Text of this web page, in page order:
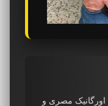
با ترکیب 70% پنبه اورگانیک مصری و